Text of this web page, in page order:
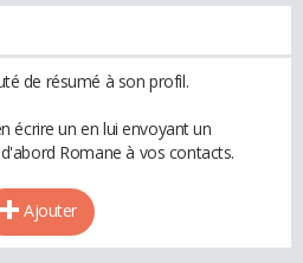
de résumé à son profil.
écrire un en lui envoyant un
Romane à vos contacts.
Ajouter